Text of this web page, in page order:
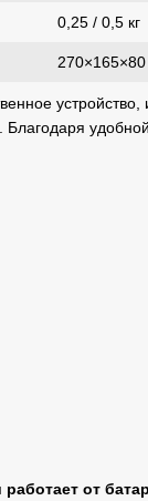
0,25 / 0,5 кг
устройство,
Благодаря
от